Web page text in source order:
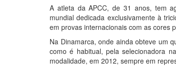
A atleta da APCC, de 31 anos, tem
mundial dedicada exclusivamente à
em provas internacionais com as cores
Na Dinamarca, onde ainda obteve um
como é habitual, pela selecionadora
modalidade, em 2012, sempre em